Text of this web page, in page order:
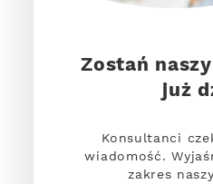
Zostań
już
Konsultanci
wiadomość.
zakres